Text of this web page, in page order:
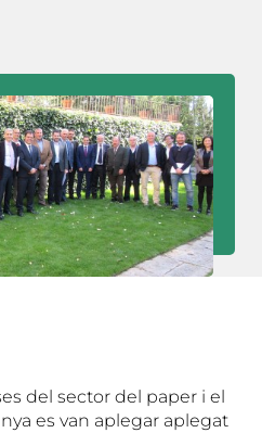
del sector del paper i el
es van aplegar aplegat